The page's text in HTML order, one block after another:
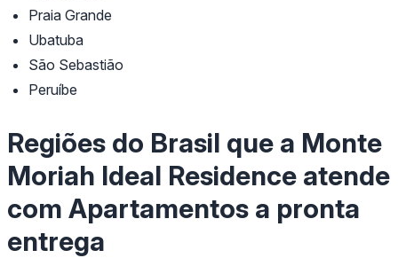
Praia Grande
Ubatuba
São Sebastião
Peruíbe
Regiões do Brasil que a Monte
Moriah Ideal Residence atende
com Apartamentos a pronta
entrega